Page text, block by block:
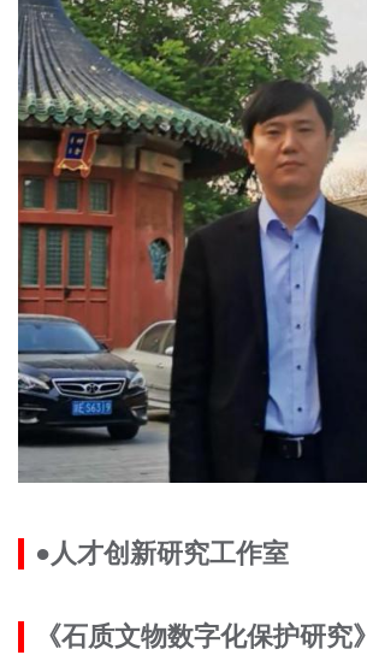
●人才创新研究工作室
《石质文物数字化保护研究》